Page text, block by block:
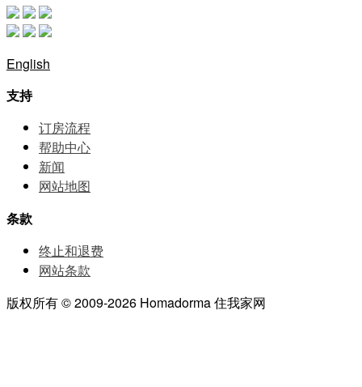
English
支持
订房流程
帮助中⼼
新闻
网站地图
条款
终止和退费
网站条款
版权所有 © 2009-2026 Homadorma 住我家网